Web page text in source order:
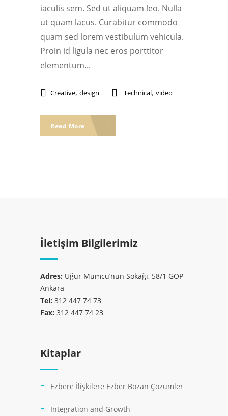
iaculis sem. Sed ut aliquam leo. Nulla
ut quam lacus. Curabitur commodo
quam sed lorem vestibulum vehicula.
Proin id ligula nec eros porttitor
elementum...
Creative, design Technical, video
Read More
İletişim Bilgilerimiz
Adres: Uğur Mumcu’nun Sokağı, 58/1 GOP
Ankara
Tel: 312 447 74 73
Fax: 312 447 74 23
Kitaplar
Ezbere İlişkilere Ezber Bozan Çözümler
Integration and Growth